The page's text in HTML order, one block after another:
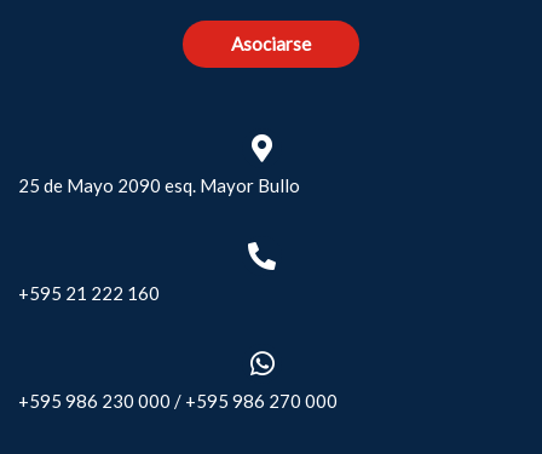
Asociarse
25 de Mayo 2090 esq. Mayor Bullo
+595 21 222 160
+595 986 230 000 / +595 986 270 000